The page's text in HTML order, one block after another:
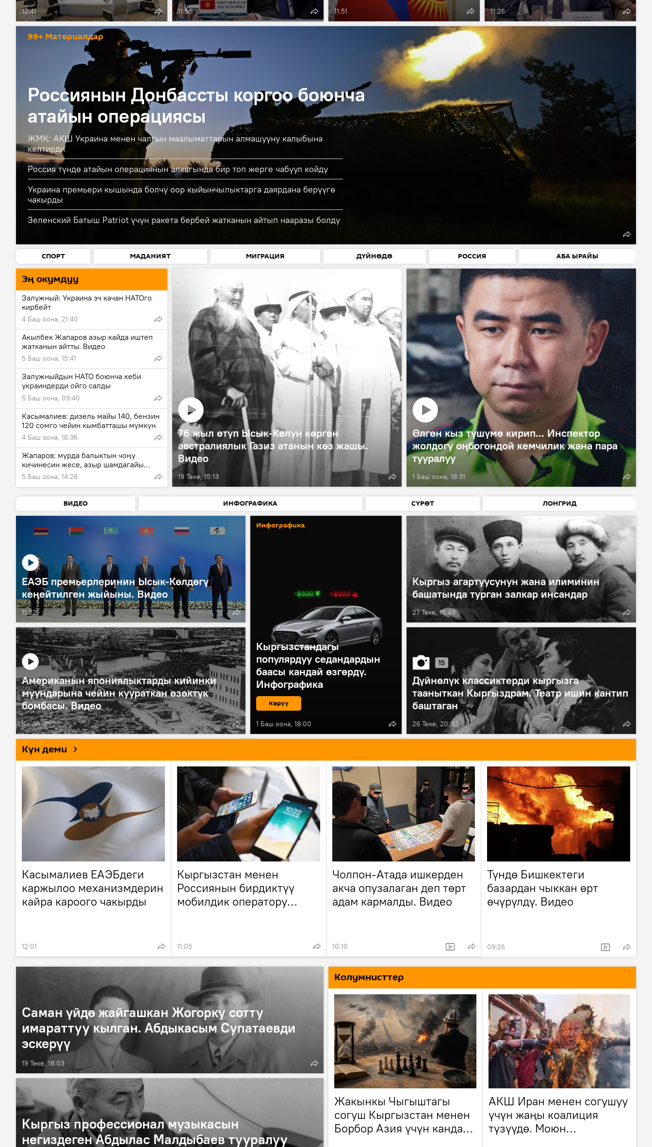
12:41 11:55 11:51 11:26
99+ Материалдар
Россиянын Донбассты коргоо боюнча
атайын операциясы
ЖМК: АКШ Украина менен чалгын маалыматтарын алмашууну калыбына
келтирди
Россия түндө атайын операциянын алкагында бир топ жерге чабуул койду
Украина премьери кышында болчу оор кыйынчылыктарга даярдана берүүгө
чакырды
Зеленский Батыш Patriot үчүн ракета бербей жатканын айтып нааразы болду
СПОРТ МАДАНИЯТ МИГРАЦИЯ ДҮЙНӨДӨ РОССИЯ АБА ЫРАЙЫ
Эң окумдуу
Залужный: Украина эч качан НАТОго
кирбейт
4 Баш оона, 21:40
Акылбек Жапаров азыр кайда иштеп
жатканын айтты. Видео
5 Баш оона, 15:41
Залужныйдын НАТО боюнча кеби
украиндерди ойго салды
5 Баш оона, 09:40
Касымалиев: дизель майы 140, бензин
120 сомго чейин кымбатташы мүмкүн
4 Баш оона, 16:36
Жапаров: мурда балыктын чоңу
кичинесин жесе, азыр шамдагайы
кашаңын жеңип жатат
5 Баш оона, 14:28 19 Теке, 15:13
76 жыл өтүп Ысык-Көлүн көргөн
австралиялык Газиз атанын көз жашы.
Видео
1 Баш оона, 18:31
Өлгөн кыз түшүмө кирип... Инспектор
жолдогу оңбогондой кемчилик жана пара
тууралуу
ВИДЕО ИНФОГРАФИКА СҮРӨТ ЛОНГРИД
11:22
ЕАЭБ премьерлеринин Ысык-Көлдөгү
кеңейтилген жыйыны. Видео
1 Баш оона, 18:00
Кыргызстандагы
популярдуу седандардын
баасы кандай өзгөрдү.
Инфографика
Инфографика
Көрүү
Кыргыз агартуусунун жана илиминин
башатында турган залкар инсандар
27 Теке, 16:49
Кечээ, 21:25
Американын япониялыктарды кийинки
муундарына чейин куураткан өзөктүк
бомбасы. Видео
26 Теке, 20:30
15
Дүйнөлүк классиктерди кыргызга
тааныткан Кыргыздрам. Театр ишин кантип
баштаган
Күн деми
Касымалиев ЕАЭБдеги
каржылоо механизмдерин
кайра кароого чакырды
12:01
Кыргызстан менен
Россиянын бирдиктүү
мобилдик оператору
11:05
Чолпон-Атада ишкерден
акча опузалаган деп төрт
адам кармалды. Видео
10:10
Түндө Бишкектеги
базардан чыккан өрт
өчүрүлдү. Видео
09:26
Саман үйдө жайгашкан Жогорку сотту
имараттуу кылган. Абдыкасым Супатаевди
эскерүү
19 Теке, 18:03
Колумнисттер
Жакынкы Чыгыштагы
согуш Кыргызстан менен
Борбор Азия үчүн кандай
АКШ Иран менен согушуу
үчүн жаңы коалиция
түзүүдө. Моюн
Кыргыз профессионал музыкасын
негиздеген Абдылас Малдыбаев тууралуу